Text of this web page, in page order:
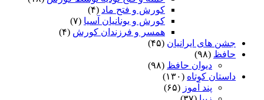
کورش و فتح ماد (۴)
کورش و یونانیان آسیا (۷)
همسر و فرزندان کورش (۴)
جشن های ایرانیان (۴۵)
حافظ (۹۸)
دیوان حافظ (۹۸)
داستان کوتاه (۱۳۰)
پند آموز (۶۵)